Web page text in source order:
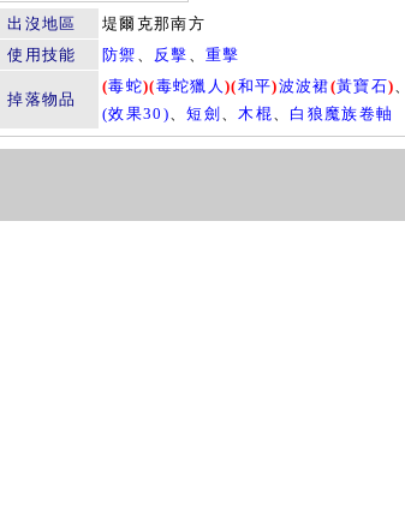
出沒地區
堤爾克那南方
使用技能
防禦 、 反擊 、重擊
掉落物品
(毒蛇)(毒蛇獵人)(和平)波波裙(黃寶石)、
(效果30)、短劍 、木棍、 白狼魔族卷軸